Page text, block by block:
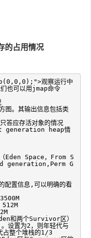
的占用情况
观察运行中
也可以用jmap命令
。其输出信息包括类
应存活对象的情况
generation heap情
Eden Space，From S
generation,Perm G
配置信息,可以明确的看
512M
和两个Survivor区）
设置为2，则年轻代与
占整个堆栈的1/3